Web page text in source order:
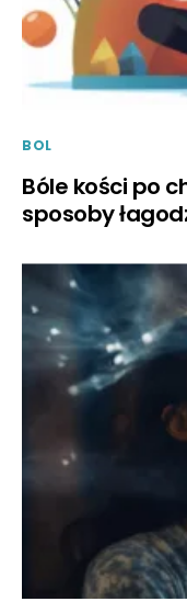
BOL
Bóle kości po
sposoby